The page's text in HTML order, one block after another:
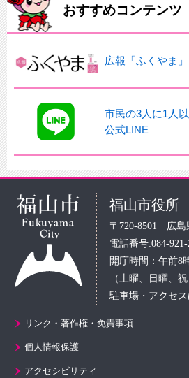
おすすめコンテンツ
広報「ふくやま
市民の3人に1人
公式LINE
福山市役所
〒720-8501 広島
電話番号:084-921-
開庁時間：午前8
（土曜、日曜、
駐車場・アクセス
リンク・著作権・免責事項
個人情報保護
アクセシビリティ